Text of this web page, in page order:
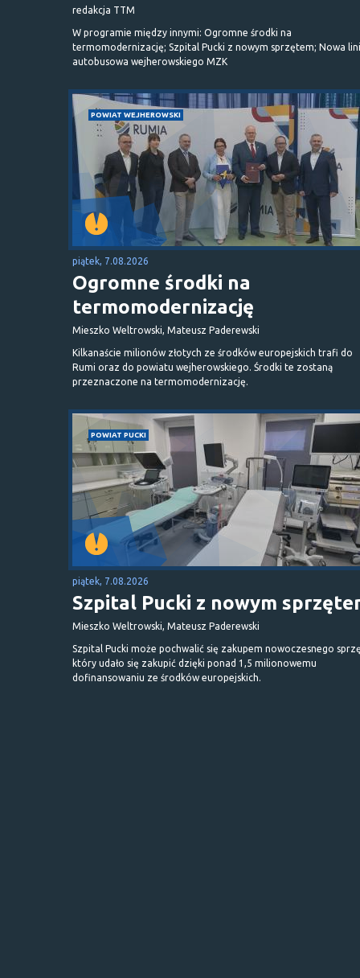
redakcja TTM
W programie między innymi: Ogromne środki na
termomodernizację; Szpital Pucki z nowym sprzętem; Nowa
autobusowa wejherowskiego MZK
POWIAT WEJHEROWSKI
piątek, 7.08.2026
Ogromne środki na
termomodernizację
Mieszko Weltrowski, Mateusz Paderewski
Kilkanaście milionów złotych ze środków europejskich trafi do
Rumi oraz do powiatu wejherowskiego. Środki te zostaną
przeznaczone na termomodernizację.
POWIAT PUCKI
piątek, 7.08.2026
Szpital Pucki z nowym
Mieszko Weltrowski, Mateusz Paderewski
Szpital Pucki może pochwalić się zakupem nowoczesnego
który udało się zakupić dzięki ponad 1,5 milionowemu
dofinansowaniu ze środków europejskich.